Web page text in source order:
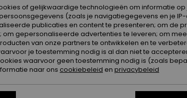
Kleur
of gelijkwaardige technologieën om informatie
(zoals je navigatiegegevens en je
publicaties en content te presenteren; om de
om gepersonaliseerde advertenties te leveren; om
van onze partners te ontwikkelen en te
je toestemming nodig is al dan niet te
waarvoor geen toestemming nodig is (zoals
naar ons cookiebeleid en privacybeleid